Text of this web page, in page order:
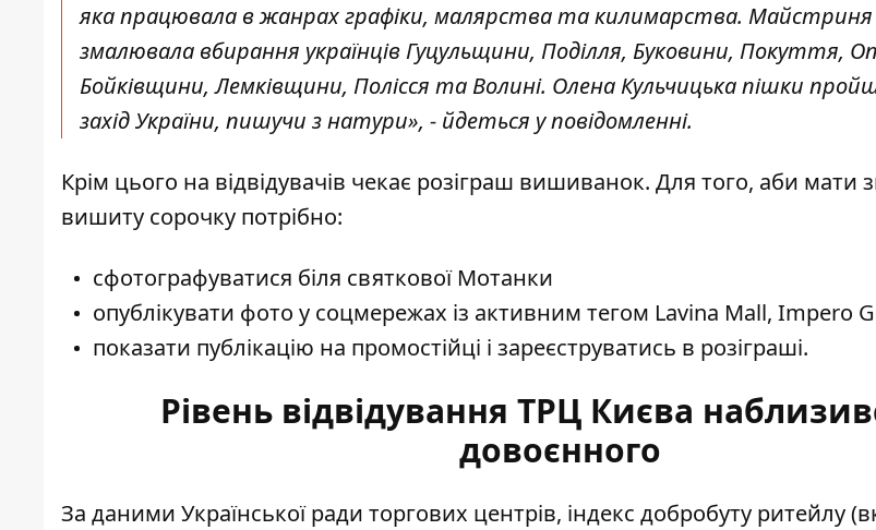
яка працювала в жанрах графіки, малярства та килимарства.
змалювала вбирання українців Гуцульщини, Поділля, Буковини, Покуття,
Бойківщини, Лемківщини, Полісся та Волині. Олена Кульчицька пішки
захід України, пишучи з натури», - йдеться у повідомленні.
Крім цього на відвідувачів чекає розіграш вишиванок. Для того, аби мати
вишиту сорочку потрібно:
сфотографуватися біля святкової Мотанки
опублікувати фото у соцмережах із активним тегом Lavina Mall, Impero
показати публікацію на промостійці і зареєструватись в розіграші.
Рівень відвідування ТРЦ Києва
довоєнного
За даними Української ради торгових центрів, індекс добробуту ритейлу